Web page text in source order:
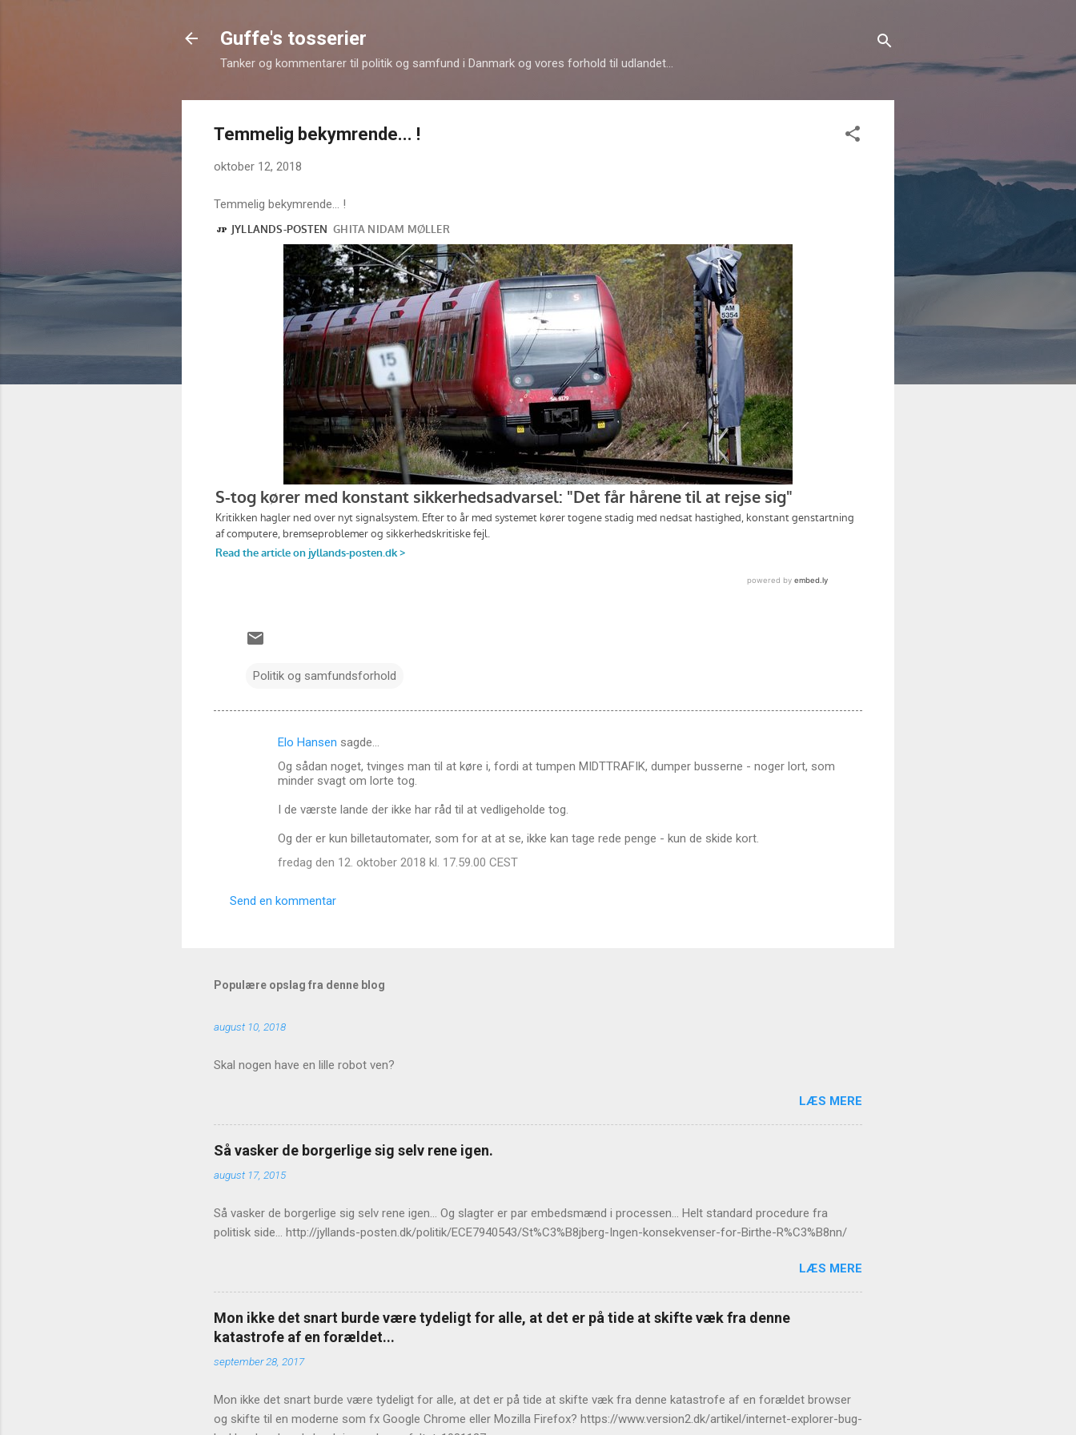
Guffe's tosserier
Tanker og kommentarer til politik og samfund i Danmark og vores forhold til udlandet...
Temmelig bekymrende... !
oktober 12, 2018
Temmelig bekymrende... !
Politik og samfundsforhold
a
Elo Hansen sagde…
Og sådan noget, tvinges man til at køre i, fordi at tumpen MIDTTRAFIK, dumper busserne - noger lort, som
minder svagt om lorte tog.
I de værste lande der ikke har råd til at vedligeholde tog.
Og der er kun billetautomater, som for at at se, ikke kan tage rede penge - kun de skide kort.
fredag den 12. oktober 2018 kl. 17.59.00 CEST
Send en kommentar
Populære opslag fra denne blog
august 10, 2018
Skal nogen have en lille robot ven?
LÆS MERE
Så vasker de borgerlige sig selv rene igen.
august 17, 2015
Så vasker de borgerlige sig selv rene igen... Og slagter er par embedsmænd i processen... Helt standard procedure fra
politisk side... http://jyllands-posten.dk/politik/ECE7940543/St%C3%B8jberg-Ingen-konsekvenser-for-Birthe-R%C3%B8nn/
LÆS MERE
Mon ikke det snart burde være tydeligt for alle, at det er på tide at skifte væk fra denne
katastrofe af en forældet...
september 28, 2017
Mon ikke det snart burde være tydeligt for alle, at det er på tide at skifte væk fra denne katastrofe af en forældet browser
og skifte til en moderne som fx Google Chrome eller Mozilla Firefox? https://www.version2.dk/artikel/internet-explorer-bug-